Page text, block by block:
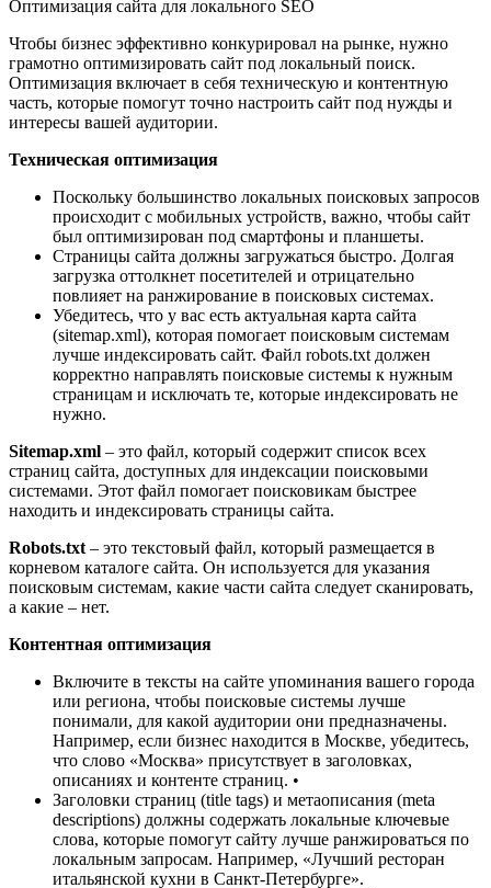
Оптимизация сайта для локального SEO
Чтобы бизнес эффективно конкурировал на рынке, нужно
грамотно оптимизировать сайт под локальный поиск.
Оптимизация включает в себя техническую и контентную
часть, которые помогут точно настроить сайт под нужды и
интересы вашей аудитории.
Техническая оптимизация
Поскольку большинство локальных поисковых запросов
происходит с мобильных устройств, важно, чтобы сайт
был оптимизирован под смартфоны и планшеты.
Страницы сайта должны загружаться быстро. Долгая
загрузка оттолкнет посетителей и отрицательно
повлияет на ранжирование в поисковых системах.
Убедитесь, что у вас есть актуальная карта сайта
(sitemap.xml), которая помогает поисковым системам
лучше индексировать сайт. Файл robots.txt должен
корректно направлять поисковые системы к нужным
страницам и исключать те, которые индексировать не
нужно.
Sitemap.xml – это файл, который содержит список всех
страниц сайта, доступных для индексации поисковыми
системами. Этот файл помогает поисковикам быстрее
находить и индексировать страницы сайта.
Robots.txt – это текстовый файл, который размещается в
корневом каталоге сайта. Он используется для указания
поисковым системам, какие части сайта следует сканировать,
а какие – нет.
Контентная оптимизация
Включите в тексты на сайте упоминания вашего города
или региона, чтобы поисковые системы лучше
понимали, для какой аудитории они предназначены.
Например, если бизнес находится в Москве, убедитесь,
что слово «Москва» присутствует в заголовках,
описаниях и контенте страниц. •
Заголовки страниц (title tags) и метаописания (meta
descriptions) должны содержать локальные ключевые
слова, которые помогут сайту лучше ранжироваться по
локальным запросам. Например, «Лучший ресторан
итальянской кухни в Санкт-Петербурге».